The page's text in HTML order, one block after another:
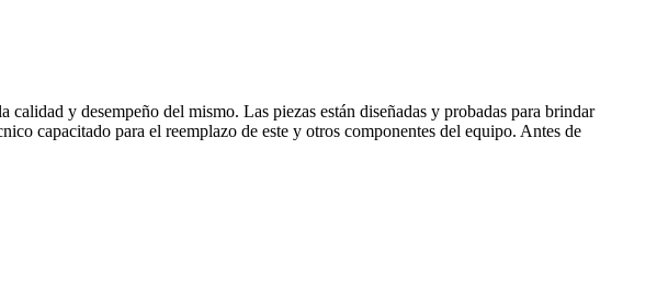
y desempeño del mismo. Las piezas están diseñadas y probadas para brindar
capacitado para el reemplazo de este y otros componentes del equipo. Antes de